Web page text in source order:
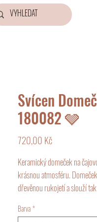
Svícen
180082 🩶
720,00 KčCena
Keramický domeček na
krásnou atmosféru.
dřevěnou rukojetí a slouží
Z více domečků můžete
Barva*